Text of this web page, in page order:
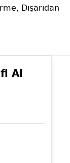
Dışarıdan
Al